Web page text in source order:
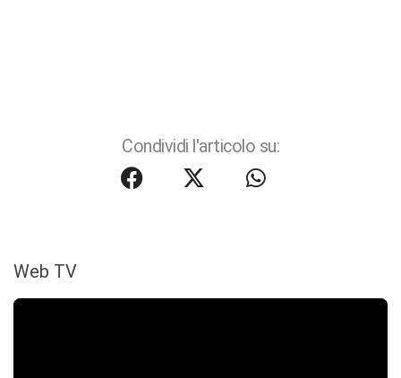
Condividi l'articolo su:
Web TV